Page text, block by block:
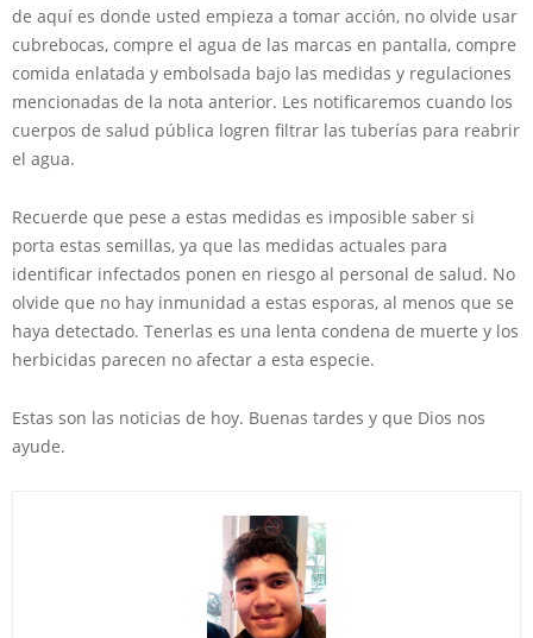
de aquí es donde usted empieza a tomar acción, no olvide usar
cubrebocas, compre el agua de las marcas en pantalla, compre
comida enlatada y embolsada bajo las medidas y regulaciones
mencionadas de la nota anterior. Les notificaremos cuando los
cuerpos de salud pública logren filtrar las tuberías para reabrir
el agua.
Recuerde que pese a estas medidas es imposible saber si
porta estas semillas, ya que las medidas actuales para
identificar infectados ponen en riesgo al personal de salud. No
olvide que no hay inmunidad a estas esporas, al menos que se
haya detectado. Tenerlas es una lenta condena de muerte y los
herbicidas parecen no afectar a esta especie.
Estas son las noticias de hoy. Buenas tardes y que Dios nos
ayude.